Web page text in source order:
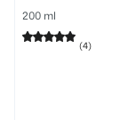
200 ml
(4)